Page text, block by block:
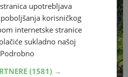
upotrebljava
korisničkog
internetske stranice
sukladno našoj
Podrobno
(1581) →